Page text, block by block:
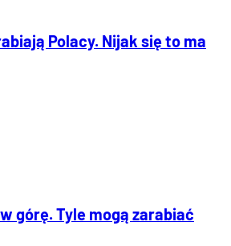
Polacy. Nijak się to ma
górę. Tyle mogą zarabiać